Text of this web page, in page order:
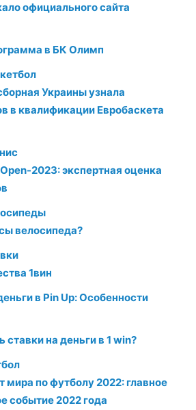
официального сайта
в БК Олимп
Украины узнала
в квалификации Евробаскета
2023: экспертная оценка
велосипеда?
1вин
в Pin Up: Особенности
ставки на деньги в 1 win?
мира по футболу 2022: главное
событие 2022 года